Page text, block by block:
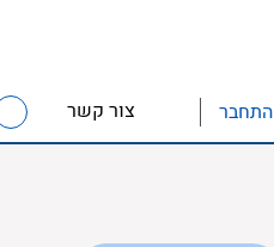
התחבר צור קשר